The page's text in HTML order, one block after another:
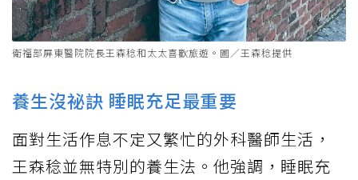
衛福部屏東醫院院長王森稔和太太喜歡旅遊。圖／王森稔提供
養生沒祕訣 睡眠充足最重要
面對生活作息不定又繁忙的外科醫師生活，
王森稔並無特別的養生法。他強調，睡眠充